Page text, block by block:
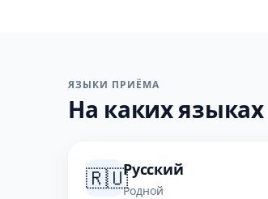
ЯЗЫКИ ПРИЁМА
На каких
🇷🇺Русский
Родной